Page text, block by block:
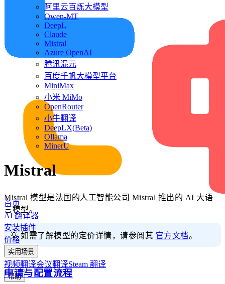
首页
AI 翻译器
安装插件
价格
实用场景
视频翻译会议翻译Steam 翻译
帮助
阿里云百炼大模型
Qwen-MT
DeepL
Claude
Mistral
Azure OpenAI
腾讯混元
百度千帆大模型平台
MiniMax
小米 MiMo
OpenRouter
小牛翻译
DeepLX(Beta)
Ollama
MinerU
Mistral
Mistral 模型是法国的人工智能公司 Mistral 推出的 AI 大语
言模型。
💡 如需了解模型的定价详情，请参阅其 官方文档。
申请与配置流程